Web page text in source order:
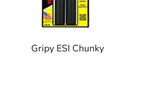
Gripy ESI Chunky